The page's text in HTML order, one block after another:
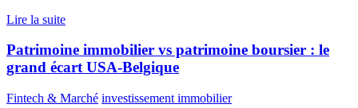
Lire la suite
Patrimoine immobilier vs patrimoine boursier : le
grand écart USA-Belgique
Fintech & Marché investissement immobilier